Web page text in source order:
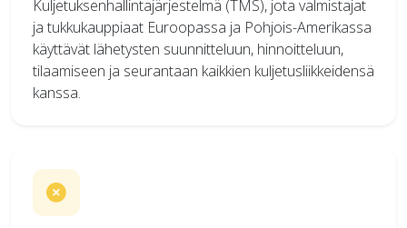
Kuljetuksenhallintajärjestelmä (TMS), jota valmistajat
ja tukkukauppiaat Euroopassa ja Pohjois-Amerikassa
käyttävät lähetysten suunnitteluun, hinnoitteluun,
tilaamiseen ja seurantaan kaikkien kuljetusliikkeidensä
kanssa.